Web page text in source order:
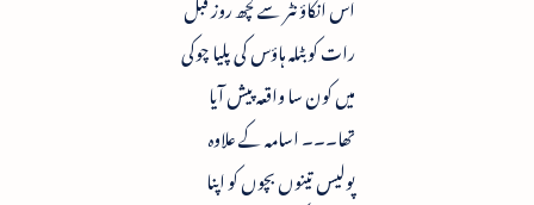
رات کو بٹلہ ہاؤس کی پلیا چوکی
میں کون سا واقعہ پیش آیا
تھا۔۔۔ اسامہ کے علاوہ
پولیس تینوں بچوں کو اپنا